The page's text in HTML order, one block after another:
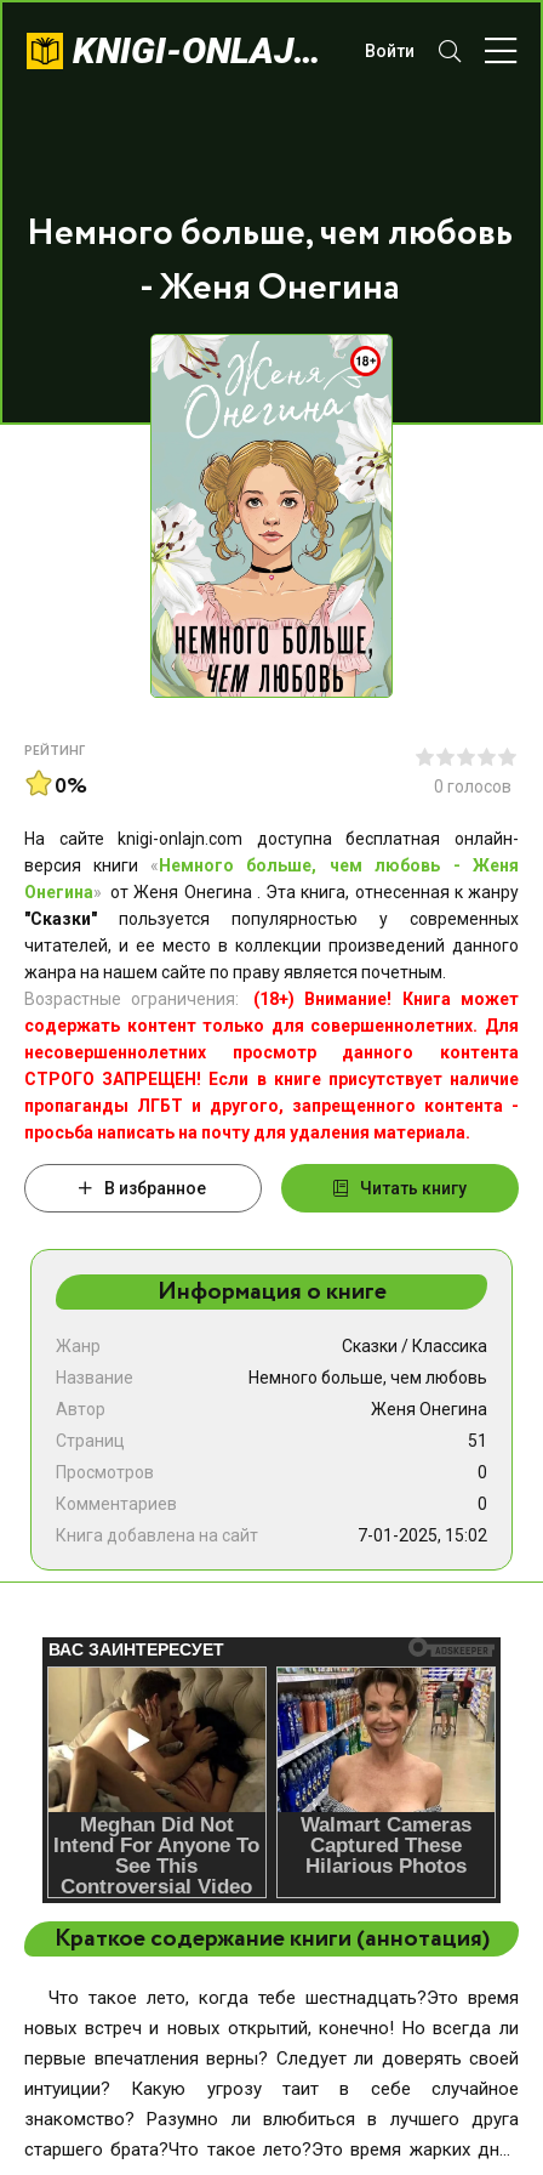
KNIGI-ONLAJN.COM Войти
Немного больше, чем любовь
- Женя Онегина
РЕЙТИНГ
0% 0 голосов
На сайте knigi-onlajn.com доступна бесплатная онлайн-
версия книги « Немного больше, чем любовь - Женя
Онегина» от Женя Онегина . Эта книга, отнесенная к жанру
"Сказки" пользуется популярностью у современных
читателей, и ее место в коллекции произведений данного
жанра на нашем сайте по праву является почетным.
Возрастные ограничения:
(18+) Внимание! Книга может
содержать контент только для совершеннолетних. Для
несовершеннолетних просмотр данного контента
СТРОГО ЗАПРЕЩЕН! Если в книге присутствует наличие
пропаганды ЛГБТ и другого, запрещенного контента -
просьба написать на почту для удаления материала.
В избранное Читать книгу
Информация о книге
Жанр Сказки / Классика
Название
Немного больше, чем любовь
Автор
Женя Онегина
Страниц
51
Просмотров
0
Комментариев
0
Книга добавлена на сайт
7-01-2025, 15:02
Краткое содержание книги (аннотация)
Что такое лето, когда тебе шестнадцать?Это время
новых встреч и новых открытий, конечно! Но всегда ли
первые впечатления верны? Следует ли доверять своей
интуиции? Какую угрозу таит в себе случайное
знакомство? Разумно ли влюбиться в лучшего друга
старшего брата?Что такое лето?Это время жарких дней